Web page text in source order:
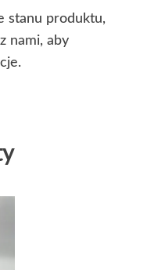
stanu produktu,
nami, aby